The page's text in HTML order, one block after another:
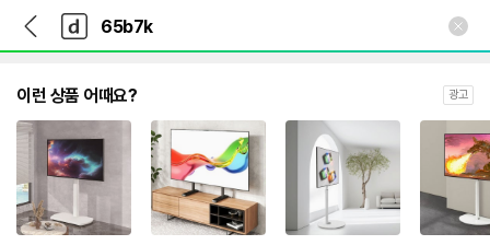
다
나
와
가
다
와
인
이런 상품 어때요? 광고